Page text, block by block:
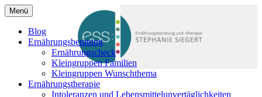
Ernährungsberatung
Dortmund, ess: Stephanie
Siegert
Ernährung macht Spaß und schafft
Lebensqualität! Individuelle und
qualifizierte Ernährungsberatung und -
therapie in Dortmund.
Menü Zum
Inhalt
springen
Blog
Ernährungsberatung
Ernährungscheck
Kleingruppen Familien
Kleingruppen Wunschthema
Ernährungstherapie
Intoleranzen und Lebensmittelunvertäglichkeiten